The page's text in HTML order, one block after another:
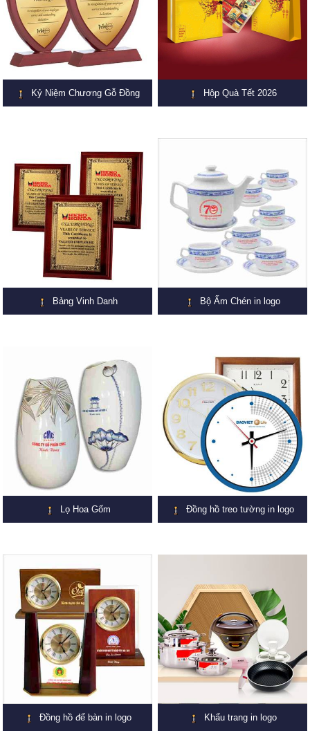
Kỷ Niệm Chương Gỗ Đồng Hộp Quà Tết 2026
Bảng Vinh Danh Bộ Ấm Chén in logo
Lọ Hoa Gốm Đồng hồ treo tường in logo
Đồng hồ để bàn in logo Khẩu trang in logo